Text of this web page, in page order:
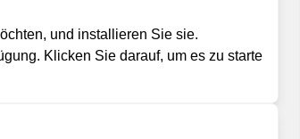
und installieren Sie sie.
Klicken Sie darauf, um es zu starte